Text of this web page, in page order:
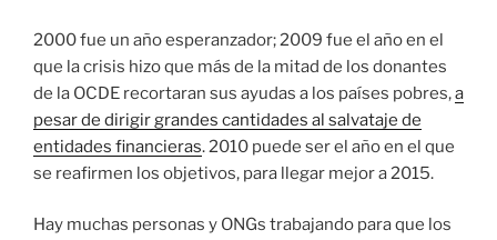
2000 fue un año esperanzador; 2009 fue el año en el
que la crisis hizo que más de la mitad de los donantes
de la OCDE recortaran sus ayudas a los países pobres,a
pesar de dirigir grandes cantidades al salvataje de
entidades financieras. 2010 puede ser el año en el que
se reafirmen los objetivos, para llegar mejor a 2015.
Hay muchas personas y ONGs trabajando para que los